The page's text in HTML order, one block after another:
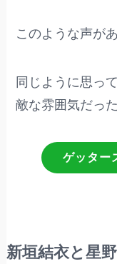
このような声が
同じように思っ
敵な雰囲気だっ
ゲッター
新垣結衣と星